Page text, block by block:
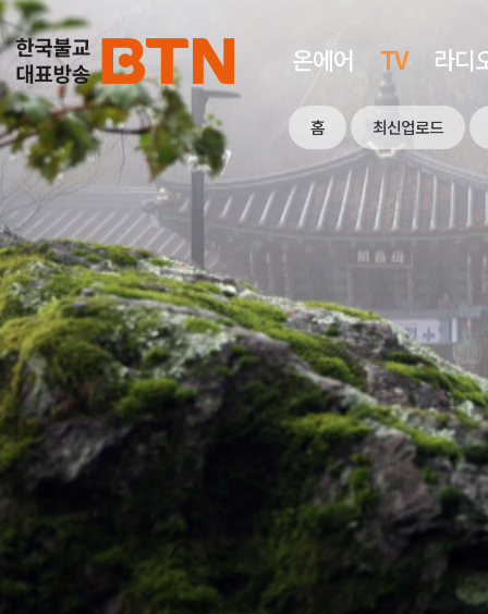
온에어 TV 라디
홈 최신업로드